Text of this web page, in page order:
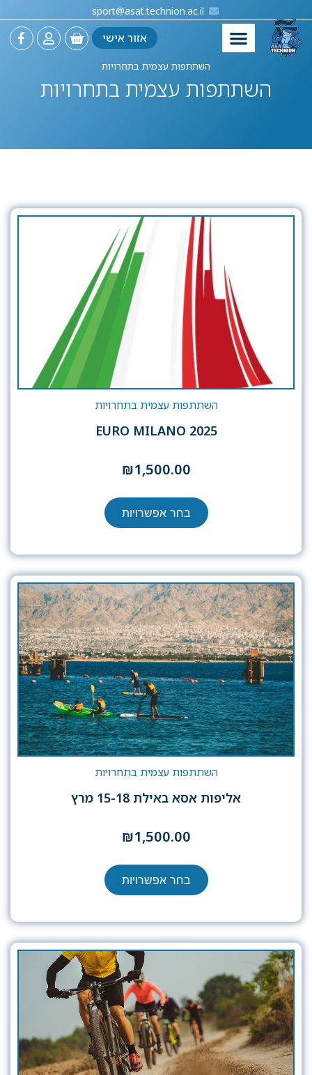
sport@asat.technion.ac.il
אזור אישי
השתתפות עצמית בתחרויות
השתתפות עצמית בתחרויות
השתתפות עצמית בתחרויות
EURO MILANO 2025
₪1,500.00
בחר אפשרויות
השתתפות עצמית בתחרויות
אליפות אסא באילת 15-18 מרץ
₪1,500.00
בחר אפשרויות